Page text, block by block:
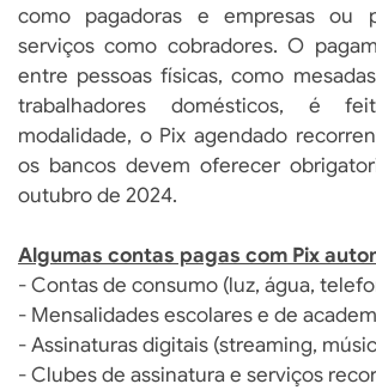
como pagadoras e empresas ou
serviços como cobradores. O
entre pessoas físicas, como
trabalhadores domésticos, é
modalidade, o Pix agendado
os bancos devem oferecer
outubro de 2024.
Algumas contas pagas com Pix
- Contas de consumo (luz, água,
- Mensalidades escolares e de
- Assinaturas digitais (streaming,
- Clubes de assinatura e serviços